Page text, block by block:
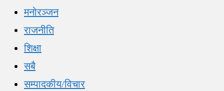
मनोरञ्जन
राजनीति
शिक्षा
सबै
सम्पादकीय/विचार